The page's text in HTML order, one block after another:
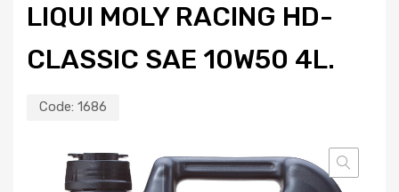
LIQUI MOLY RACING HD-
CLASSIC SAE 10W50 4L.
Code: 1686